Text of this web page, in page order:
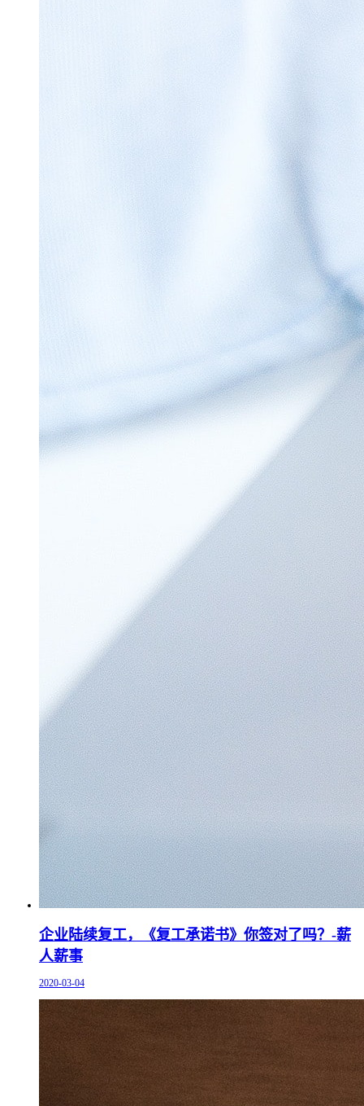
企业陆续复工，《复工承诺书》你签对了吗？-薪
人薪事
2020-03-04